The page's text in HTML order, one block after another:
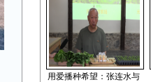
用爱播种希望：张连水与